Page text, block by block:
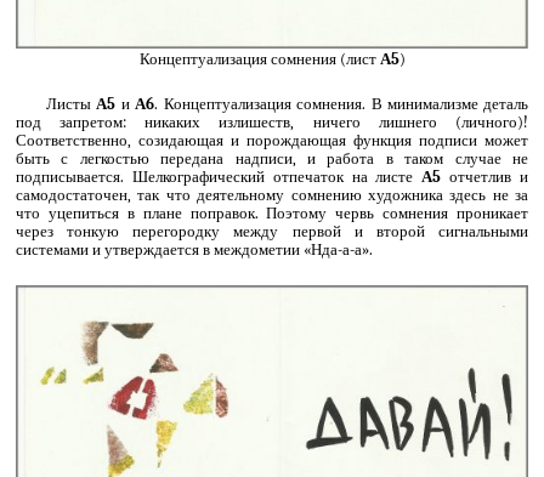
Концептуализация сомнения (лист А5)
ЛистыА5 иА6. Концептуализация сомнения. В минимализме деталь
под запретом: никаких излишеств, ничего лишнего (личного)!
Соответственно, созидающая и порождающая функция подписи может
быть с легкостью передана надписи, и работа в таком случае не
подписывается. Шелкографический отпечаток на листеА5 отчетлив и
самодостаточен, так что деятельному сомнению художника здесь не за
что уцепиться в плане поправок. Поэтому червь сомнения проникает
через тонкую перегородку между первой и второй сигнальными
системами и утверждается в междометии «Нда-а-а».